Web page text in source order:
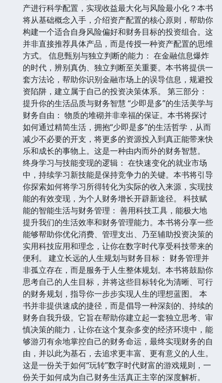
产进行科学配置，实现收益最大化与风险最小化？本书
将从基础概念入手，介绍资产配置的核心原则，帮助你
构建一个适合自身风险偏好和财务目标的投资组合。这
并非直接推荐具体产品，而是传授一种资产配置的思维
方式。 信息甄别与独立判断的能力： 在金融信息爆炸
的时代，辨别真伪、独立判断至关重要。本书将提供一
套方法论，帮助你识别金融市场上的误导信息，规避投
资陷阱，建立属于自己的投资决策体系。 第三部分：
提升你的生活品质与财务智慧 “少即是多”的生活美学与
财务自由： 物质的堆砌并非幸福的保证。本书将探讨
如何通过精简生活，拥抱“少即是多”的生活哲学，从而
减少不必要的开支，将更多的资源投入到真正能带来快
乐和成长的事物上。这是一种由内而外的财务智慧。
终身学习与技能变现的逻辑： 在快速变化的就业市场
中，持续学习新技能是保持竞争力的关键。本书将引导
你探索如何将学习所得转化为实际的收入来源，实现技
能的有效变现，为个人财务增长开辟新途径。 科技赋
能的智能生活与财务管理： 善用科技工具，能极大地
提升我们的生活效率和财务管理能力。本书将分享一些
能够帮助你优化消费、管理支出、乃至辅助投资决策的
实用科技应用和理念，让你在数字时代享受科技带来的
便利。 建立长远的人生规划与财务目标： 财务管理并
非孤立存在，而是服务于人生整体规划。本书将鼓励你
思考自己的人生目标，并将这些目标转化为清晰、可行
的财务规划，指导你一步步实现人生的理想蓝图。 本
书并非提供速成的捷径，而是倡导一种深刻的、持续的
财务自我升级。它旨在帮助你建立起一套独立思考、审
慎决策的能力，让你在这个复杂多变的经济环境中，能
够游刃有余地掌控自己的财务命运，最终实现财务的自
由，并以此为基石，去追求更丰富、更有意义的人生。
这是一份关于如何“玩转”数字时代财富的游戏规则，一
份关于如何成为自己财务生活真正主宰的深度解析。